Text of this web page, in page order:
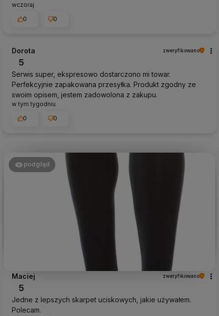
wczoraj
0
0
Dorota zweryfikowano
5
Serwis super, ekspresowo dostarczono mi towar.
Perfekcyjnie zapakowana przesyłka. Produkt zgodny ze
swoim opisem, jestem zadowolona z zakupu.
w tym tygodniu
0
0
podgląd
Maciej zweryfikowano
5
Jedne z lepszych skarpet uciskowych, jakie używałem.
Polecam.